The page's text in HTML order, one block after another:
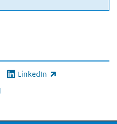
LinkedIn
(externe link)